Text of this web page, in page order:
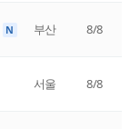
N 부산 8/8
서울 8/8